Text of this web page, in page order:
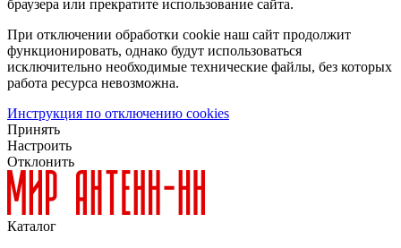
браузера или прекратите использование сайта.
При отключении обработки cookie наш сайт продолжит
функционировать, однако будут использоваться
исключительно необходимые технические файлы, без которых
работа ресурса невозможна.
Инструкция по отключению cookies
Принять
Настроить
Отклонить
Каталог